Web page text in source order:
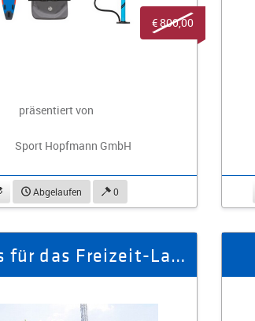
präsentiert von
Sport Hopfmann GmbH
beobachtenAbgelaufen 0
€ 800,00
3 Tickets für das Freizeit-Land Geiselwind